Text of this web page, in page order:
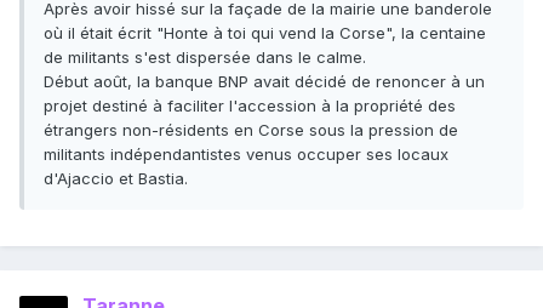
Après avoir hissé sur la façade de la mairie une banderole
où il était écrit "Honte à toi qui vend la Corse", la centaine
de militants s'est dispersée dans le calme.
Début août, la banque BNP avait décidé de renoncer à un
projet destiné à faciliter l'accession à la propriété des
étrangers non-résidents en Corse sous la pression de
militants indépendantistes venus occuper ses locaux
d'Ajaccio et Bastia.